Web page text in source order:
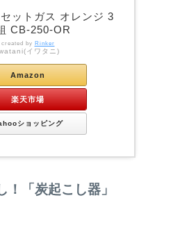
ットガス オレンジ 3
CB-250-OR
created by Rinker
イワタニ)
Amazon
楽天市場
ショッピング
「炭起こし器」